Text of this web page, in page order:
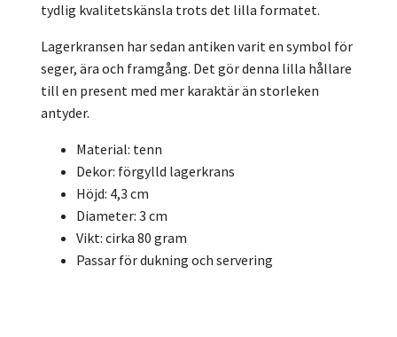
tydlig kvalitetskänsla trots det lilla formatet.
Lagerkransen har sedan antiken varit en symbol för
seger, ära och framgång. Det gör denna lilla hållare
till en present med mer karaktär än storleken
antyder.
Material: tenn
Dekor: förgylld lagerkrans
Höjd: 4,3 cm
Diameter: 3 cm
Vikt: cirka 80 gram
Passar för dukning och servering